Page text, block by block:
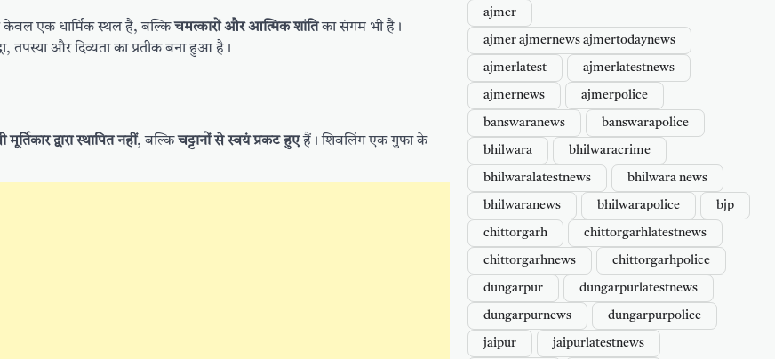
एक धार्मिक स्थल है, बल्किचमत्कारों और आत्मिक शांतिका संगम भी है।
तपस्या और दिव्यता का प्रतीक बना हुआ है।
मूर्तिकार द्वारा स्थापित नहीं, बल्किचट्टानों से स्वयं प्रकट हुएहैं। शिवलिंग एक गुफा के
ajmer
ajmer ajmernews ajmertodaynews
ajmerlatest ajmerlatestnews
ajmernews ajmerpolice
banswaranews banswarapolice
bhilwara bhilwaracrime
bhilwaralatestnews bhilwara news
bhilwaranews bhilwarapolice bjp
chittorgarh chittorgarhlatestnews
chittorgarhnews chittorgarhpolice
dungarpur dungarpurlatestnews
dungarpurnews dungarpurpolice
jaipur jaipurlatestnews